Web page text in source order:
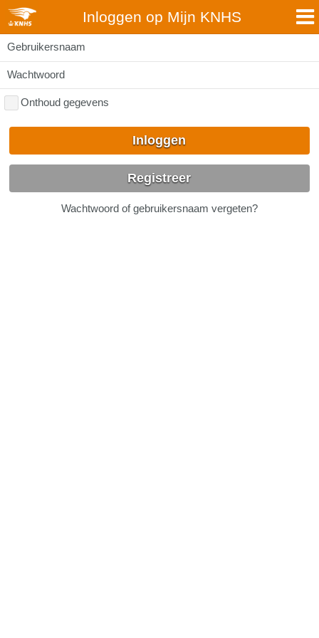
Inloggen op Mijn KNHS
Gebruikersnaam
Wachtwoord
Onthoud gegevens
Inloggen
Registreer
Wachtwoord of gebruikersnaam vergeten?